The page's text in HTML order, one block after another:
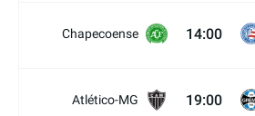
Chapecoense 14:00
Atlético-MG 19:00